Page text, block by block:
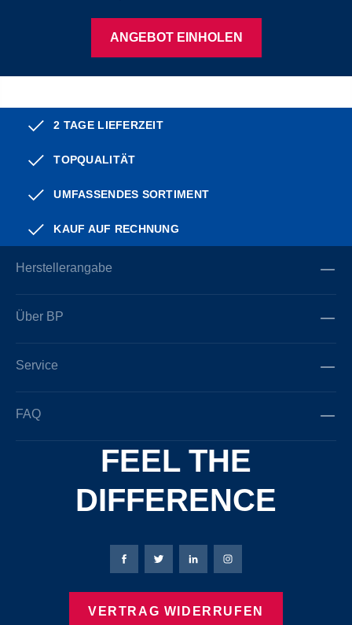
ANGEBOT EINHOLEN
2 TAGE LIEFERZEIT
TOPQUALITÄT
UMFASSENDES SORTIMENT
KAUF AUF RECHNUNG
Herstellerangabe
Über BP
Service
FAQ
FEEL THE
DIFFERENCE
Bierbaum-Proenen Facebook-Seite
Bierbaum-Proenen Twitter Seite
Bierbaum-Proenen LinkedIn
Bierbaum-Proenen
VERTRAG WIDERRUFEN